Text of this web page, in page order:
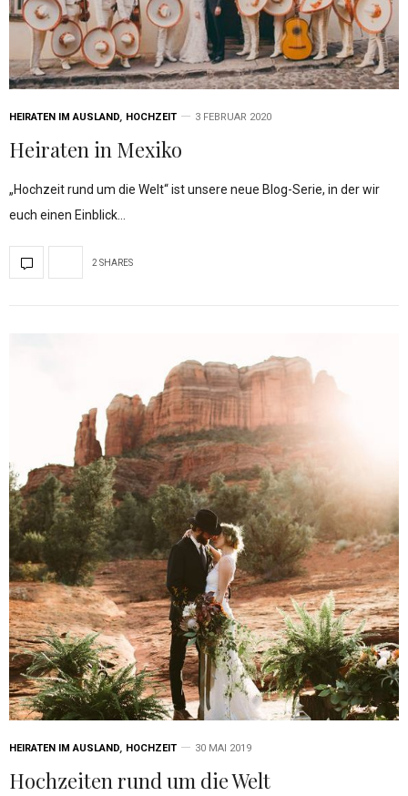
HEIRATEN IM AUSLAND, HOCHZEIT 3 FEBRUAR 2020
Heiraten in Mexiko
„Hochzeit rund um die Welt“ ist unsere neue Blog-Serie, in der wir
euch einen Einblick…
2 SHARES
HEIRATEN IM AUSLAND, HOCHZEIT 30 MAI 2019
Hochzeiten rund um die Welt